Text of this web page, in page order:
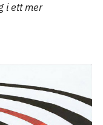
i ett mer